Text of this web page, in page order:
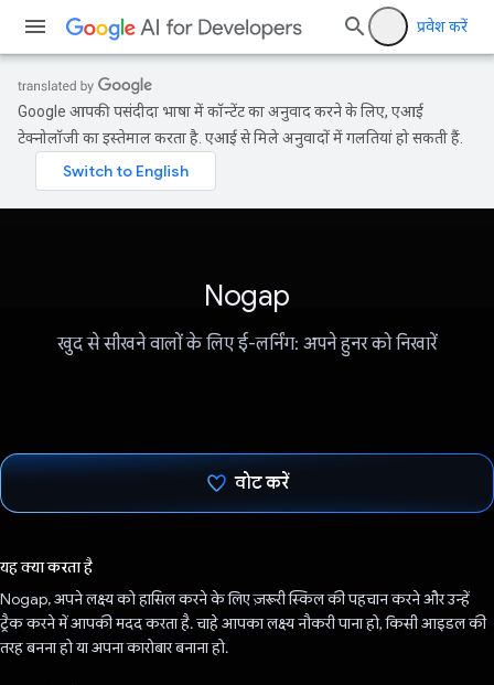
प्रवेश करें
Google आपकी पसंदीदा भाषा में कॉन्टेंट का अनुवाद करने के लिए, एआई
टेक्नोलॉजी का इस्तेमाल करता है. एआई से मिले अनुवादों में गलतियां हो सकती हैं.
Nogap
खुद से सीखने वालों के लिए ई-लर्निंग: अपने हुनर को निखारें
वोट करें
यह क्या करता है
Nogap, अपने लक्ष्य को हासिल करने के लिए ज़रूरी स्किल की पहचान करने और उन्हें
ट्रैक करने में आपकी मदद करता है. चाहे आपका लक्ष्य नौकरी पाना हो, किसी आइडल की
तरह बनना हो या अपना कारोबार बनाना हो.